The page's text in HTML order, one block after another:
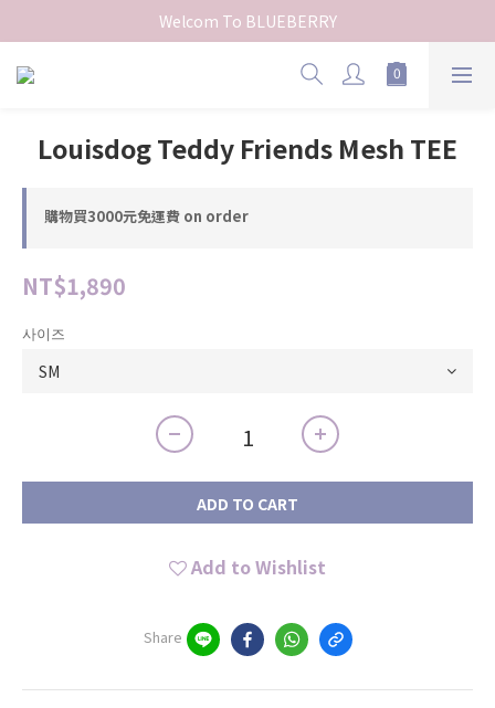
Welcom To BLUEBERRY
Louisdog Teddy Friends Mesh TEE
購物買3000元免運費 on order
NT$1,890
사이즈
ADD TO CART
Add to Wishlist
Share